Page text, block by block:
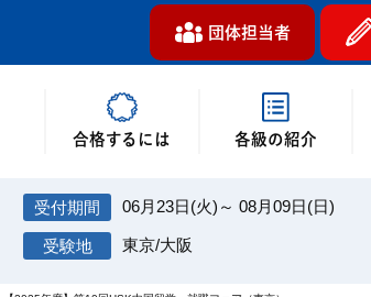
団体担当者
合格するには 各級の紹介
06月23日(火)～ 08月09日(日)
東京/大阪